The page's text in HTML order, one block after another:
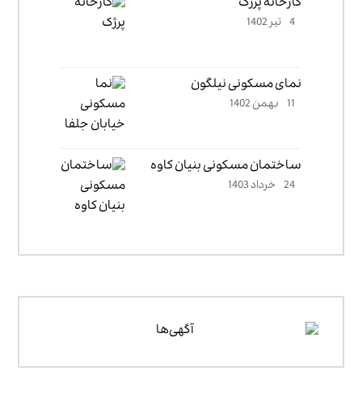
4 تیر 1402
نمای مسکونی نیلگون
11 بهمن 1402
ساختمان مسکونی بنیان کاوه
24 خرداد 1403